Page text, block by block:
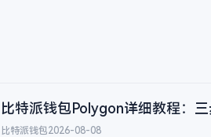
比特派钱包Polygon详细教程：
比特派钱包2026-08-08